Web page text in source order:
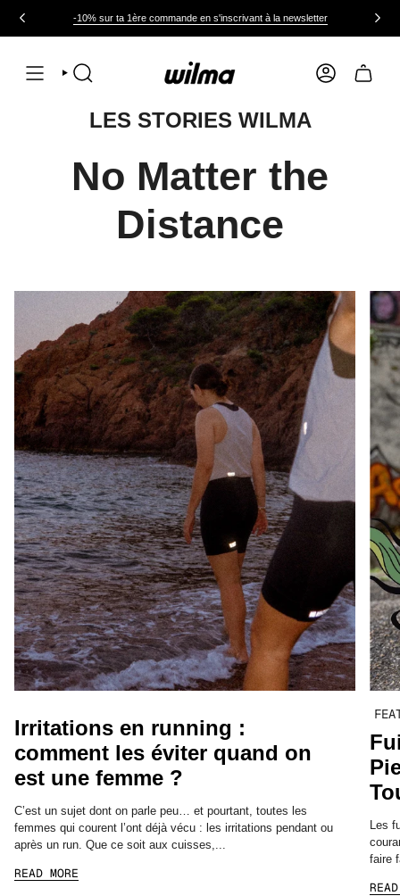
-10% sur ta 1ère commande en s'inscrivant à la newsletter
RECHERCHE COMPTE
LES STORIES WILMA
No Matter the
Distance
Irritations en running :
comment les éviter quand on
est une femme ?
C’est un sujet dont on parle peu… et pourtant, toutes les
femmes qui courent l’ont déjà vécu : les irritations pendant ou
après un run. Que ce soit aux cuisses,...
READ MORE
Les
faire